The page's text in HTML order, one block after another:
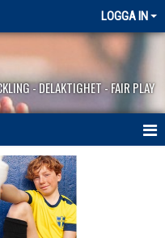
LOGGA IN
- DELAKTIGHET - FAIR PLAY